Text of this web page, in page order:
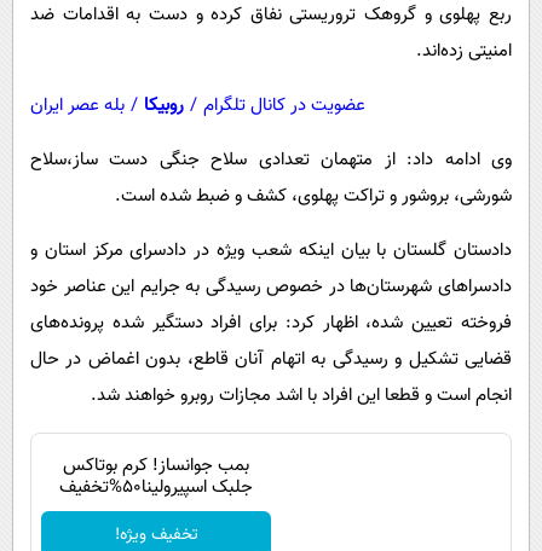
سیاست خارجی
ربع پهلوی و گروهک تروریستی نفاق کرده و دست به اقدامات ضد
امنیتی زده‌اند.
عضویت در کانال تلگرام / روبیکا / بله عصر ایران
وی ادامه داد: از متهمان تعدادی سلاح جنگی دست ساز،سلاح
شورشی، بروشور و تراکت پهلوی، کشف و ضبط شده است.
دادستان گلستان با بیان اینکه شعب ویژه در دادسرای مرکز استان و
دادسراهای شهرستان‌ها در خصوص رسیدگی به جرایم این عناصر خود
فروخته تعیین شده، اظهار کرد: برای افراد دستگیر شده پرونده‌های
قضایی تشکیل و رسیدگی به اتهام آنان قاطع، بدون اغماض در حال
انجام است‌ و قطعا این افراد با اشد مجازات روبرو خواهند شد.
بمب جوانساز! کرم بوتاکس
جلبک اسپیرولینا50%تخفیف
تخفیف ویژه!